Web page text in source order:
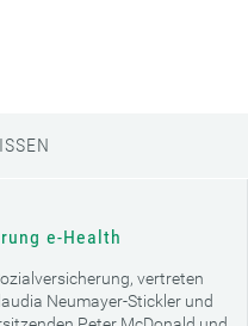
e-Health
vertreten
Neumayer-Stickler und